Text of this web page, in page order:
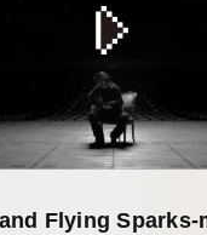
Flying Sparks-